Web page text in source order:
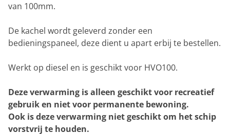
van 100mm.
De kachel wordt geleverd zonder een
bedieningspaneel, deze dient u apart erbij te bestellen.
Werkt op diesel en is geschikt voor HVO100.
Deze verwarming is alleen geschikt voor recreatief
gebruik en niet voor permanente bewoning.
Ook is deze verwarming niet geschikt om het schip
vorstvrij te houden.